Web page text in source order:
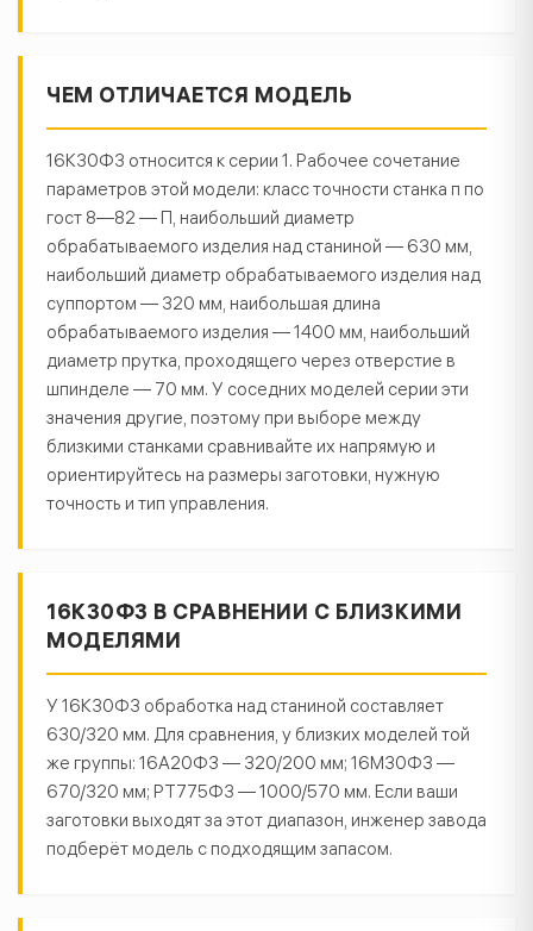
ЧЕМ ОТЛИЧАЕТСЯ МОДЕЛЬ
16К30Ф3 относится к серии 1. Рабочее сочетание
параметров этой модели: класс точности станка п по
гост 8—82 — П, наибольший диаметр
обрабатываемого изделия над станиной — 630 мм,
наибольший диаметр обрабатываемого изделия над
суппортом — 320 мм, наибольшая длина
обрабатываемого изделия — 1400 мм, наибольший
диаметр прутка, проходящего через отверстие в
шпинделе — 70 мм. У соседних моделей серии эти
значения другие, поэтому при выборе между
близкими станками сравнивайте их напрямую и
ориентируйтесь на размеры заготовки, нужную
точность и тип управления.
16К30Ф3 В СРАВНЕНИИ С БЛИЗКИМИ
МОДЕЛЯМИ
У 16К30Ф3 обработка над станиной составляет
630/320 мм. Для сравнения, у близких моделей той
же группы: 16А20Ф3 — 320/200 мм; 16М30Ф3 —
670/320 мм; РТ775Ф3 — 1000/570 мм. Если ваши
заготовки выходят за этот диапазон, инженер завода
подберёт модель с подходящим запасом.